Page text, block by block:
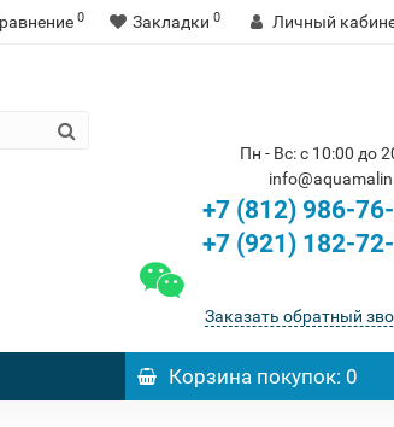
0 Закладки 0 Личный
Пн - Вс: с 10:00 до
+7 (812) 986-
+7 (921) 182-
Заказать обратный
Корзинапокупок: 0